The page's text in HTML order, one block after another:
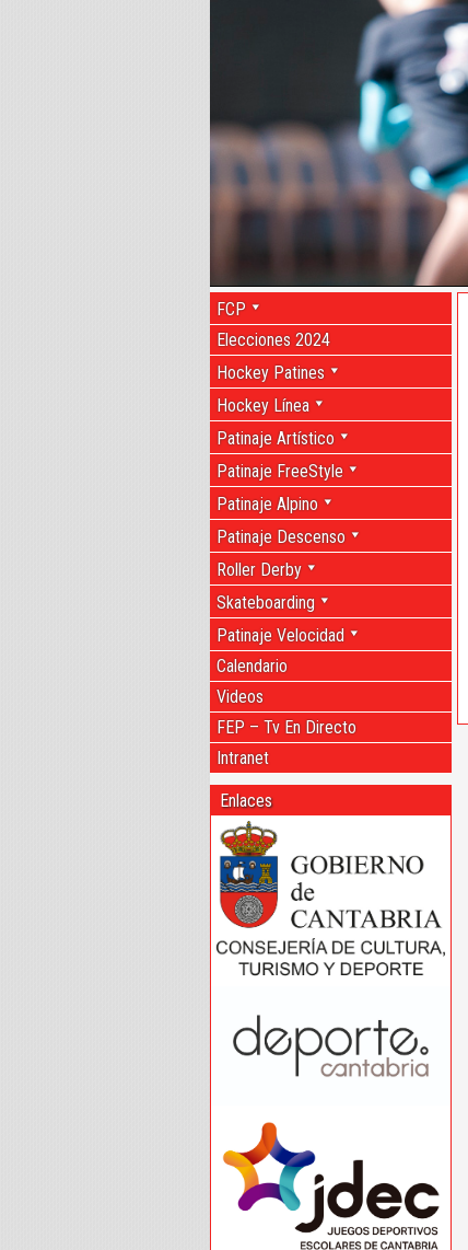
FCP
Elecciones 2024
Hockey Patines
Hockey Línea
Patinaje Artístico
Patinaje FreeStyle
Patinaje Alpino
Patinaje Descenso
Roller Derby
Skateboarding
Patinaje Velocidad
Calendario
Videos
FEP – Tv En Directo
Intranet
Enlaces